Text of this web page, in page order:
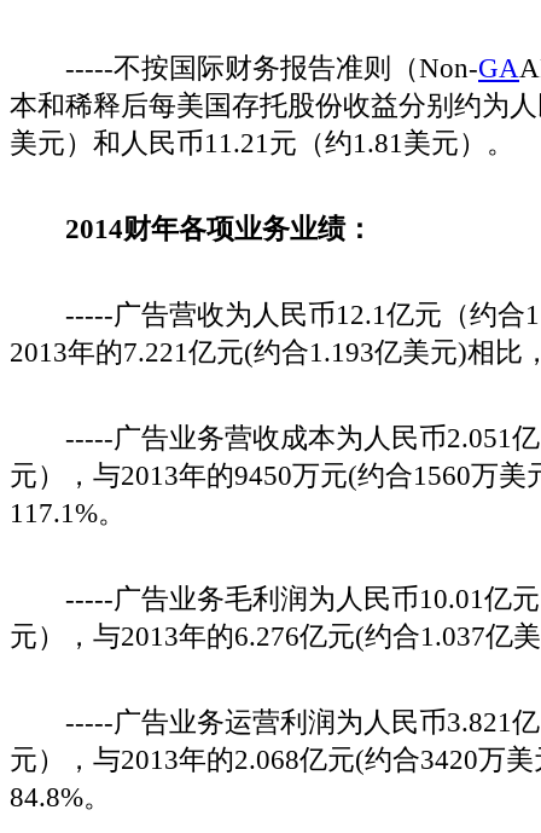
-----不按国际财务报告准则（Non-GA
本和稀释后每美国存托股份收益分别约为
美元）和人民币11.21元（约1.81美元）。
2014财年各项业务业绩：
-----广告营收为人民币12.1亿元（约合
2013年的7.221亿元(约合1.193亿美元)相比
-----广告业务营收成本为人民币2.051亿
元），与2013年的9450万元(约合1560万美
117.1%。
-----广告业务毛利润为人民币10.01亿元
元），与2013年的6.276亿元(约合1.037亿
-----广告业务运营利润为人民币3.821亿
元），与2013年的2.068亿元(约合3420万
84.8%。